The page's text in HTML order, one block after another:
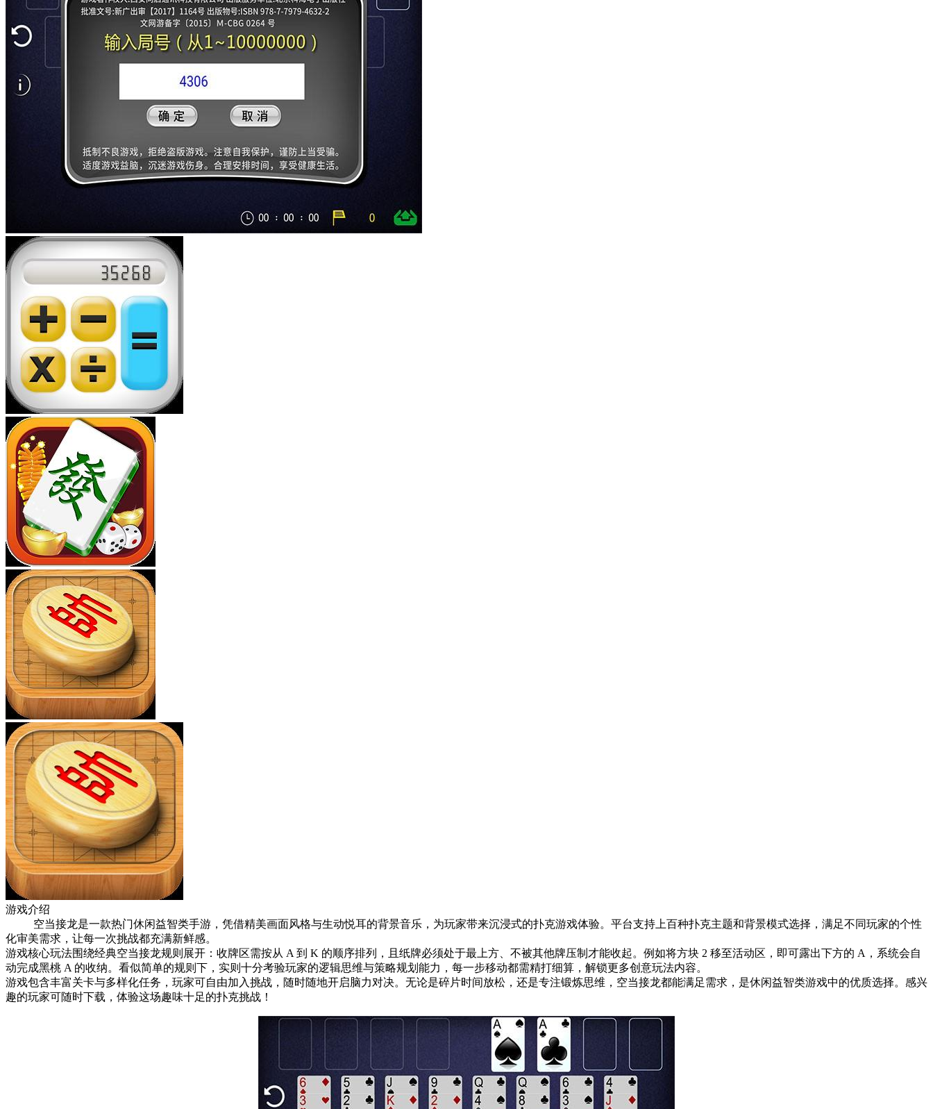
游戏介绍
空当接龙是一款热门休闲益智类手游，凭借精美画面风格与生动悦耳的背景音乐，为玩家带来沉浸式的扑克游戏体验。平台支持上百种扑克主题和背景模式选择，满足不同玩家的个性
化审美需求，让每一次挑战都充满新鲜感。
游戏核心玩法围绕经典空当接龙规则展开：收牌区需按从 A 到 K 的顺序排列，且纸牌必须处于最上方、不被其他牌压制才能收起。例如将方块 2 移至活动区，即可露出下方的 A，系统会自
动完成黑桃 A 的收纳。看似简单的规则下，实则十分考验玩家的逻辑思维与策略规划能力，每一步移动都需精打细算，解锁更多创意玩法内容。
游戏包含丰富关卡与多样化任务，玩家可自由加入挑战，随时随地开启脑力对决。无论是碎片时间放松，还是专注锻炼思维，空当接龙都能满足需求，是休闲益智类游戏中的优质选择。感兴
趣的玩家可随时下载，体验这场趣味十足的扑克挑战！